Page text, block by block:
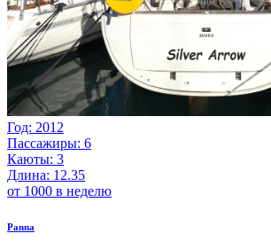
Год: 2012
Пассажиры: 6
Каюты: 3
Длина: 12.35
от 1000 в неделю
Panna